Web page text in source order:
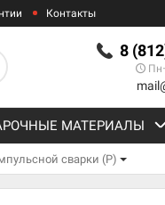
Контакты
8
МАТЕРИАЛЫ
сварки (P)